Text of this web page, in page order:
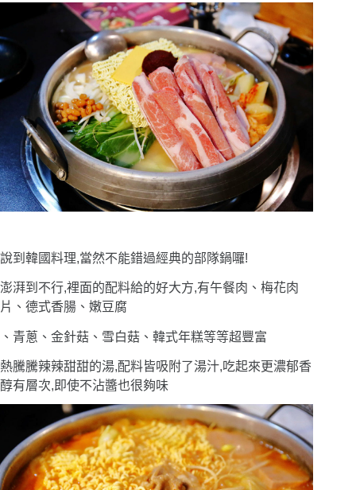
說到韓國料理,當然不能錯過經典的部隊鍋囉!
澎湃到不行,裡面的配料給的好大方,有午餐肉、梅花肉
片、德式香腸、嫩豆腐
、青蔥、金針菇、雪白菇、韓式年糕等等超豐富
熱騰騰辣辣甜甜的湯,配料皆吸附了湯汁,吃起來更濃郁香
醇有層次,即使不沾醬也很夠味